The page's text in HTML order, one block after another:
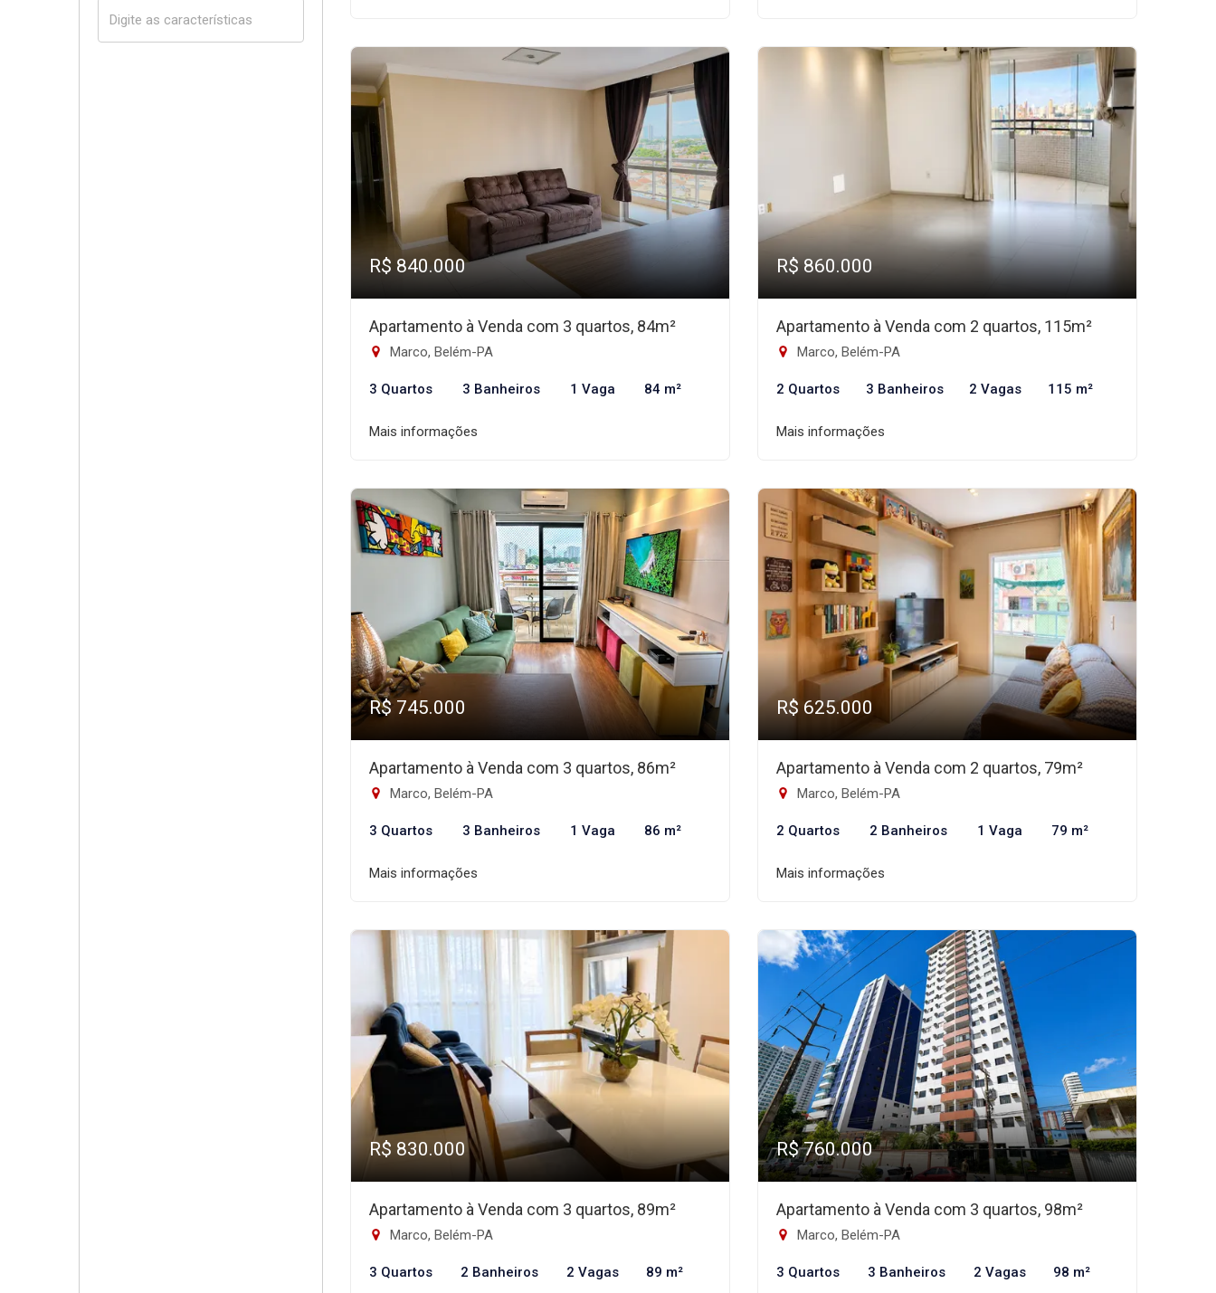
R$ 840.000
Apartamento à Venda com 3 quartos, 84m²
Marco, Belém-PA
3 Quartos 3 Banheiros 1 Vaga 84 m²
Mais informações
R$ 860.000
Apartamento à Venda com 2 quartos, 115m²
Marco, Belém-PA
2 Quartos 3 Banheiros 2 Vagas 115 m²
Mais informações
R$ 745.000
Apartamento à Venda com 3 quartos, 86m²
Marco, Belém-PA
3 Quartos 3 Banheiros 1 Vaga 86 m²
Mais informações
R$ 625.000
Apartamento à Venda com 2 quartos, 79m²
Marco, Belém-PA
2 Quartos 2 Banheiros 1 Vaga 79 m²
Mais informações
R$ 830.000
Apartamento à Venda com 3 quartos, 89m²
Marco, Belém-PA
3 Quartos 2 Banheiros 2 Vagas 89 m²
R$ 760.000
Apartamento à Venda com 3 quartos, 98m²
Marco, Belém-PA
3 Quartos 3 Banheiros 2 Vagas 98 m²